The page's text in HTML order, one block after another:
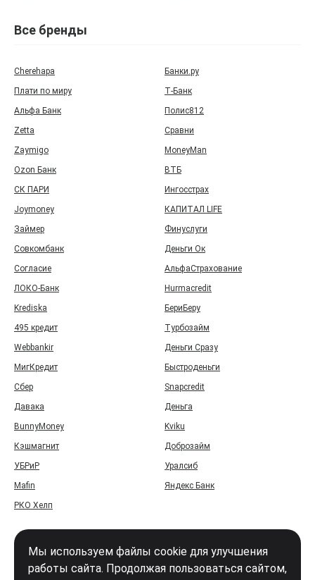
Все бренды
Cherehapa
Банки.ру
Плати по миру
Т‑Банк
Альфа Банк
Полис812
Zetta
Сравни
Zaymigo
MoneyMan
Ozon Банк
ВТБ
СК ПАРИ
Ингосстрах
Joymoney
КАПИТАЛ LIFE
Займер
Финуслуги
Совкомбанк
Деньги Ок
Согласие
АльфаСтрахование
ЛОКО-Банк
Hurmacredit
Krediska
БериБеру
495 кредит
Турбозайм
Webbankir
Деньги Сразу
МигКредит
Быстроденьги
Сбер
Snapcredit
Давака
Деньга
BunnyMoney
Kviku
Кэшмагнит
Доброзайм
УБРиР
Уралсиб
Mafin
Яндекс Банк
РКО Хелп
Мы используем файлы cookie для улучшения
работы сайта. Продолжая пользоваться сайтом,